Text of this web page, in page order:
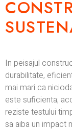
In peisajul
durabilitate,
mai mari ca
este suficienta;
reziste testului
sa aiba un impact